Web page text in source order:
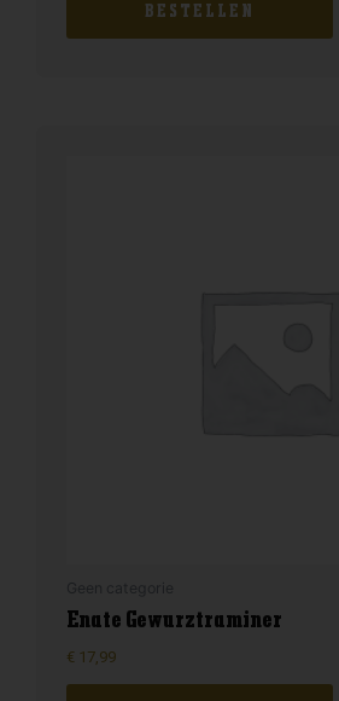
BESTELLEN
Enate Gewurztraminer
€ 17,99